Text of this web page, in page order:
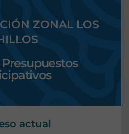
ZONAL LOS
actual